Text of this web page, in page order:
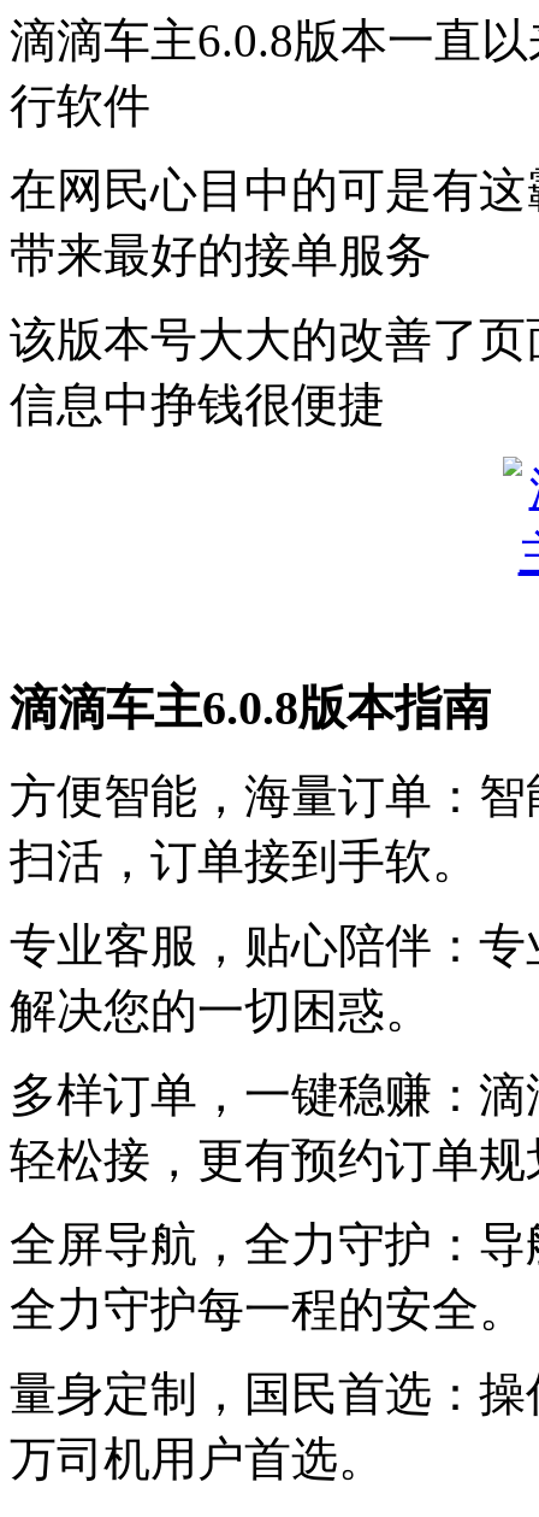
滴滴车主6.0.8版本一直
行软件
在网民心目中的可是有
带来最好的接单服务
该版本号大大的改善了
信息中挣钱很便捷
滴滴车主6.0.8版本指南
方便智能，海量订单：
扫活，订单接到手软。
专业客服，贴心陪伴：
解决您的一切困惑。
多样订单，一键稳赚：
轻松接，更有预约订单
全屏导航，全力守护：
全力守护每一程的安全。
量身定制，国民首选：
万司机用户首选。